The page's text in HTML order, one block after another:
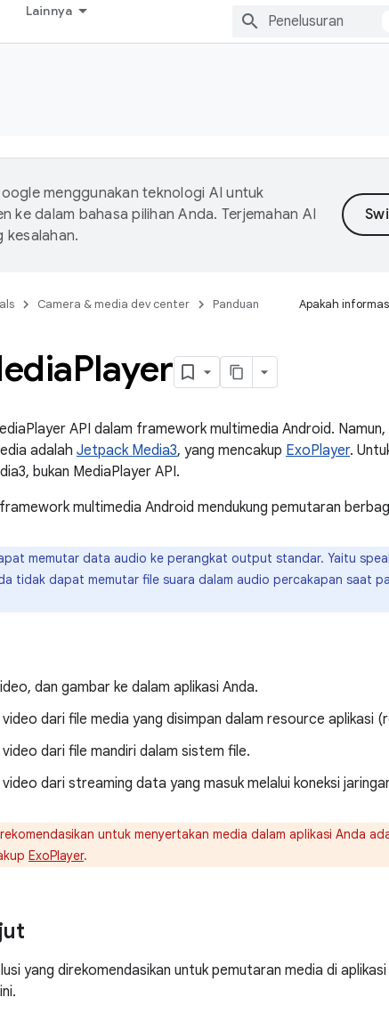
Lainnya
menggunakan teknologi AI untuk
ke dalam bahasa pilihan Anda. Terjemahan AI
kesalahan.
Camera & media dev center Panduan Apakah
Player
API dalam framework multimedia Android.
adalah Jetpack Media3, yang mencakup ExoPlayer.
bukan MediaPlayer API.
multimedia Android mendukung pemutaran
memutar data audio ke perangkat output standar. Yaitu
tidak dapat memutar file suara dalam audio percakapan saat
dan gambar ke dalam aplikasi Anda.
dari file media yang disimpan dalam resource aplikasi
dari file mandiri dalam sistem file.
dari streaming data yang masuk melalui koneksi
untuk menyertakan media dalam aplikasi Anda
ExoPlayer.
yang direkomendasikan untuk pemutaran media di aplikasi